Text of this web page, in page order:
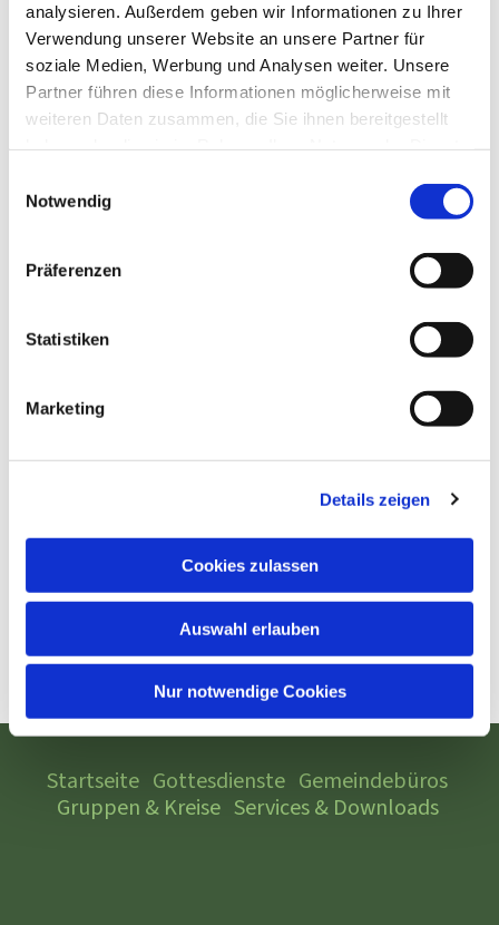
analysieren. Außerdem geben wir Informationen zu Ihrer
Verwendung unserer Website an unsere Partner für
soziale Medien, Werbung und Analysen weiter. Unsere
Partner führen diese Informationen möglicherweise mit
weiteren Daten zusammen, die Sie ihnen bereitgestellt
Notwendig
Präferenzen
Statistiken
Marketing
Details zeigen
Cookies zulassen
Auswahl erlauben
Nur notwendige Cookies
Freitag, 23. Juli 2027, 20:00 - 22:00
Uhr
Rothenuffeln - Gemeindehaus,
Bäckerstraße 40, 32479 Hille
Startseite Gottesdienste Gemeindebüros
Gruppen & Kreise Services & Downloads